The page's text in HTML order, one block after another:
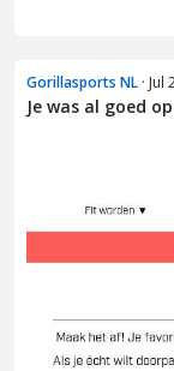
Gorillasports NL · Jul
Je was al goed